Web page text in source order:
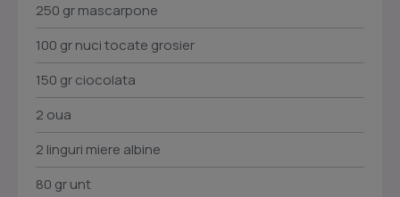
250 gr mascarpone
100 gr nuci tocate grosier
150 gr ciocolata
2 oua
2 linguri miere albine
80 gr unt